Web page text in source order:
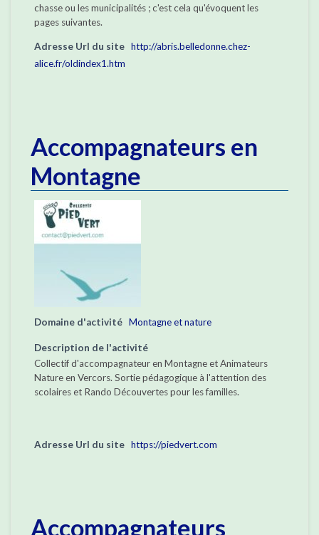
chasse ou les municipalités ; c'est cela qu'évoquent les
pages suivantes.
Adresse Url du site http://abris.belledonne.chez-
alice.fr/oldindex1.htm
Accompagnateurs en
Montagne
Domaine d'activité Montagne et nature
Description de l'activité
Collectif d'accompagnateur en Montagne et Animateurs
Nature en Vercors. Sortie pédagogique à l'attention des
scolaires et Rando Découvertes pour les familles.
Adresse Url du site https://piedvert.com
Accompagnateurs